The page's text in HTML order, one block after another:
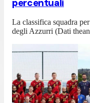
percentuali
La classifica squadra
degli Azzurri (Dati